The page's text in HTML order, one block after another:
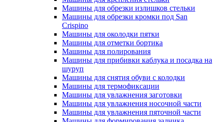
Машины для обрезки излишков стельки
Машины для обрезки кромки под San
Crispino
Машины для околодки пятки
Машины для отметки бортика
Машины для полирования
Машины для прибивки каблука и посадка на
шуруп
Машины для снятия обуви с колодки
Машины для термофиксации
Машины для увлажнения заготовки
Машины для увлажнения носочной части
Машины для увлажнения пяточной части